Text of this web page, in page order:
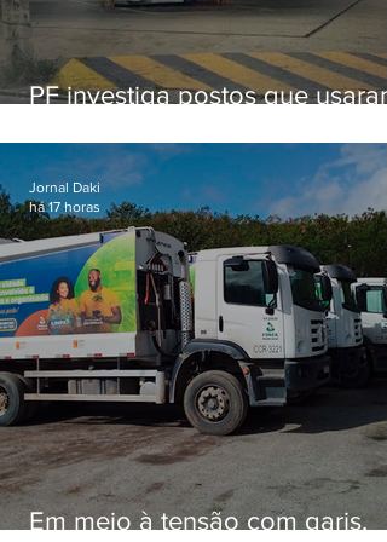
PF investiga postos que usaram
secretário morto em 2020
Em meio à tensão com garis,
Jornal Daki
há 17 horas